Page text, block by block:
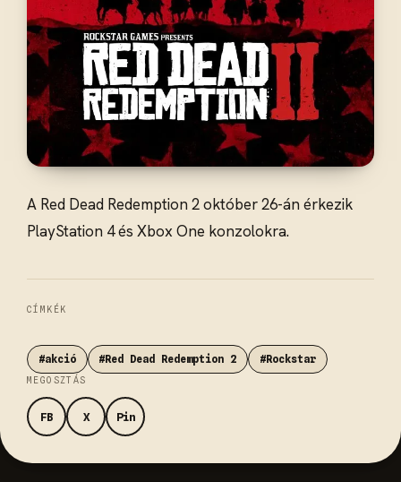
A Red Dead Redemption 2 október 26-án érkezik
PlayStation 4 és Xbox One konzolokra.
CÍMKÉK
#akció #Red Dead Redemption 2 #Rockstar
MEGOSZTÁS
FB X Pin